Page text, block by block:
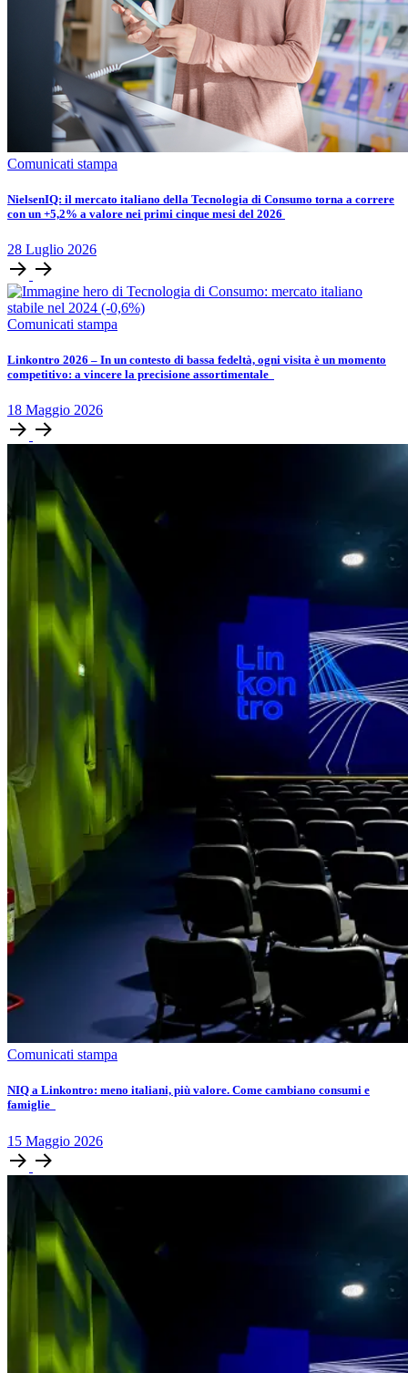
Comunicati stampa
​​​​NielsenIQ: il mercato italiano della Tecnologia di Consumo torna a correre
con un +5,2% a valore nei primi cinque mesi del 2026
28 Luglio 2026
Comunicati stampa
Linkontro 2026 – In un contesto di bassa fedeltà, ogni visita è un momento
competitivo: a vincere la precisione assortimentale
18 Maggio 2026
Comunicati stampa
NIQ a Linkontro: meno italiani, più valore. Come cambiano consumi e
famiglie
15 Maggio 2026